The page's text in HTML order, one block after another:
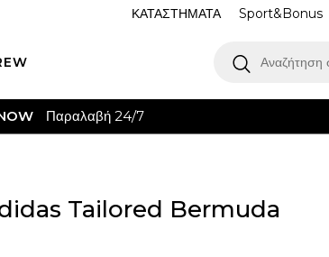
ΚΑΤΑΣΤΗΜΑΤΑ Sport&Bonus
Αναζήτηση
Παραλαβή 24/7
Tailored Bermuda